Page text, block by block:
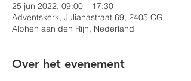
25 jun 2022, 09:00 – 17:30
Adventskerk, Julianastraat 69, 2405 CG
Alphen aan den Rijn, Nederland
Over het evenement